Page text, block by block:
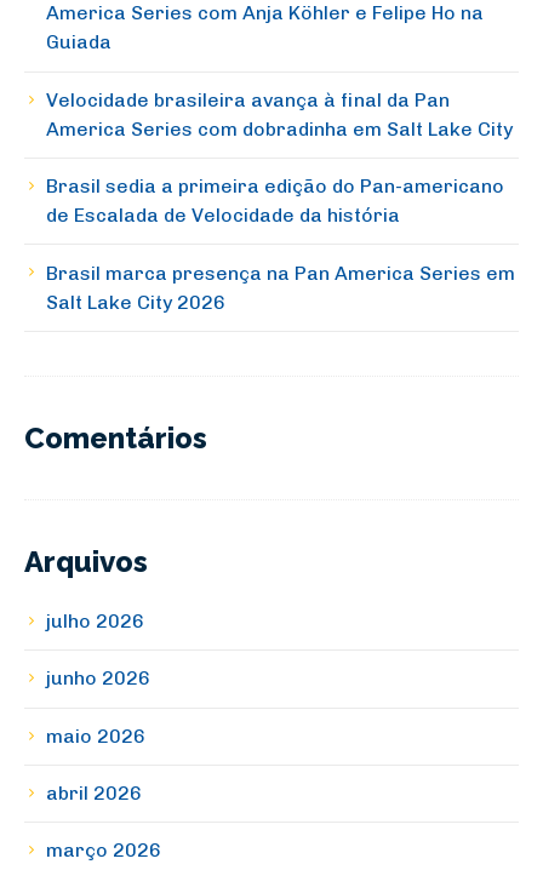
America Series com Anja Köhler e Felipe Ho na
Guiada
Velocidade brasileira avança à final da Pan
America Series com dobradinha em Salt Lake City
Brasil sedia a primeira edição do Pan-americano
de Escalada de Velocidade da história
Brasil marca presença na Pan America Series em
Salt Lake City 2026
Comentários
Arquivos
julho 2026
junho 2026
maio 2026
abril 2026
março 2026